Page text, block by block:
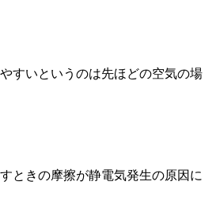
すいというのは先ほどの空気の場
ときの摩擦が静電気発生の原因に